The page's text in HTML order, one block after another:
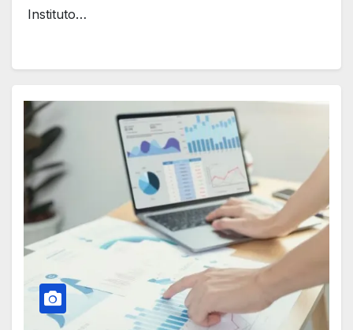
Instituto…